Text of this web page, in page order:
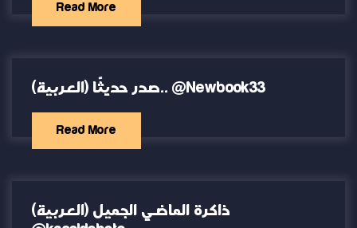
Read More
(العربية) صدر حديثًا.. @Newbook33
Read More
(العربية) ذاكرة الماضي الجميل